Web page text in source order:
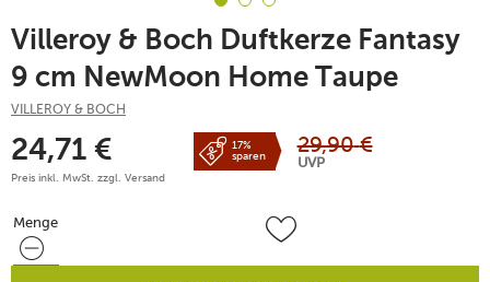
Villeroy & Boch Duftkerze Fantasy
9 cm NewMoon Home Taupe
VILLEROY & BOCH
24,71 €
Preis inkl. MwSt. zzgl. Versand
17%
sparen
29,90 €
UVP
Menge
Menge